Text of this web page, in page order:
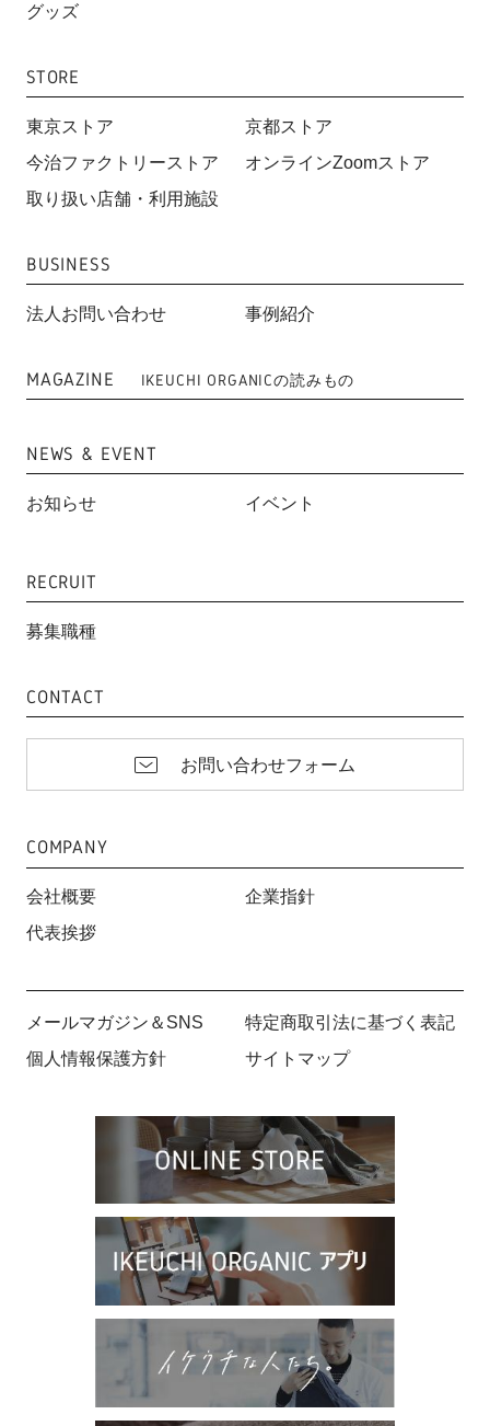
グッズ
STORE
東京ストア
京都ストア
今治ファクトリーストア
オンラインZoomストア
取り扱い店舗・利用施設
BUSINESS
法人お問い合わせ 事例紹介
MAGAZINE IKEUCHI ORGANICの読みもの
NEWS & EVENT
お知らせ イベント
RECRUIT
募集職種
CONTACT
お問い合わせフォーム
COMPANY
会社概要
企業指針
代表挨拶
メールマガジン＆SNS
特定商取引法に基づく表記
個人情報保護方針
サイトマップ